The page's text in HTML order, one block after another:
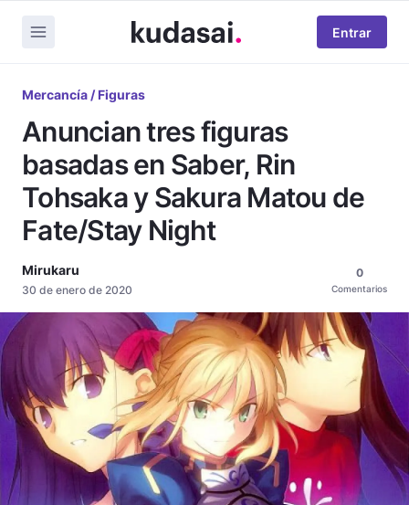
Entrar
Mercancía / Figuras
Anuncian tres figuras
basadas en Saber, Rin
Tohsaka y Sakura Matou de
Fate/Stay Night
Mirukaru
30 de enero de 2020
0
Comentarios